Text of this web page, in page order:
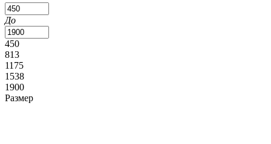
До
450
813
1175
1538
1900
Размер